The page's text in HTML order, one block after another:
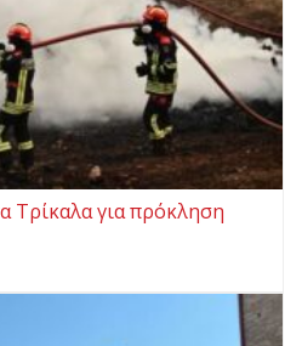
Τρίκαλα για πρόκληση